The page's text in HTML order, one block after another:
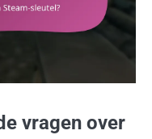
vragen over